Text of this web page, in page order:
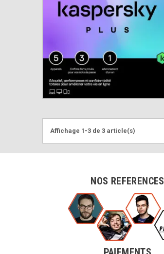
Affichage 1-3 de 3 article(s)
NOS REFERENCES